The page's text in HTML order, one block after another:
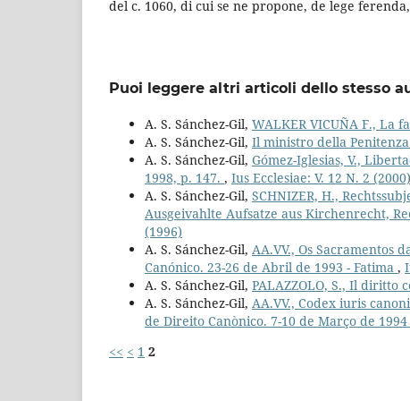
del c. 1060, di cui se ne propone, de lege
Puoi leggere altri articoli dello stesso
A. S. Sánchez-Gil, WALKER VICUÑA F., La
A. S. Sánchez-Gil, Il ministro della
A. S. Sánchez-Gil, Gómez-Iglesias, V.,
1998, p. 147. , Ius Ecclesiae: V. 12 N. 2 (2000)
A. S. Sánchez-Gil, SCHNIZER, H.,
Ausgeivahlte Aufsatze aus Kirchenrecht,
(1996)
A. S. Sánchez-Gil, AA.VV., Os Sacramentos
Canónico. 23-26 de Abril de 1993 - Fatima ,
A. S. Sánchez-Gil, PALAZZOLO, S., Il diritto
A. S. Sánchez-Gil, AA.VV., Codex iuris
de Direito Canònico. 7-10 de Março de 1994
<< < 1 2